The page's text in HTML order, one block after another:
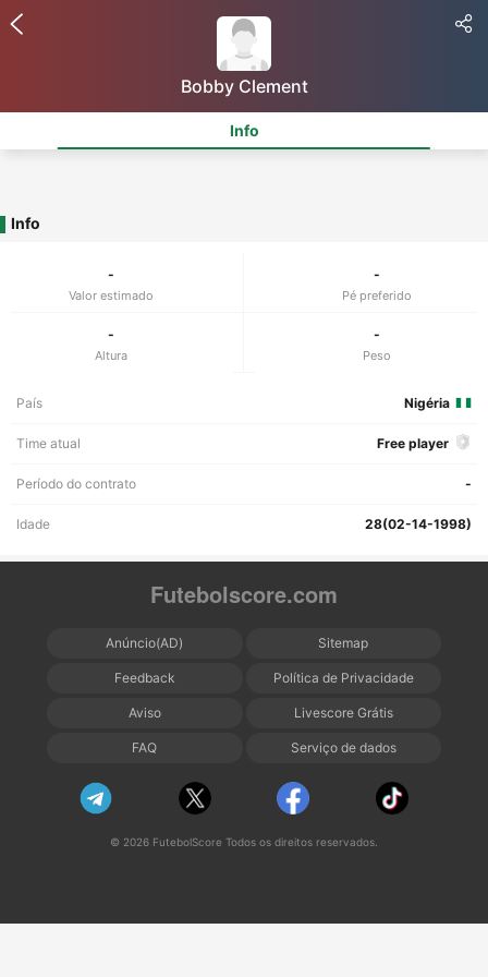
Bobby Clement
Info
Info
-
Valor estimado
-
Pé preferido
-
Altura
-
Peso
País Nigéria
Time atual Free player
Período do contrato -
Idade 28(02-14-1998)
Futebolscore.com
Anúncio(AD) Sitemap
Feedback Política de Privacidade
Aviso Livescore Grátis
FAQ Serviço de dados
© 2026 FutebolScore Todos os direitos reservados.